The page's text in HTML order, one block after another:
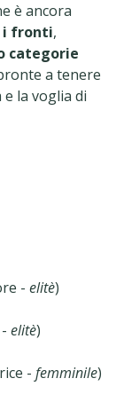
è ancora
fronti,
categorie
a tenere
la voglia di
- elitè)
elitè)
- femminile)